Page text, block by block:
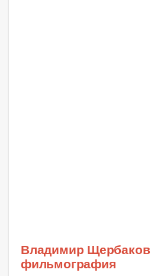
Владимир Щербаков
фильмография